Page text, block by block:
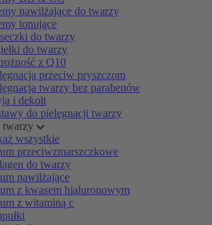
nawilżające do twarzy
tonujące
do twarzy
do twarzy
z Q10
przeciw pryszczom
twarzy bez parabenów
i dekolt
do pielęgnacji twarzy
twarzy
wszystkie
przeciwzmarszczkowe
do twarzy
nawilżające
z kwasem hialuronowym
z witaminą c